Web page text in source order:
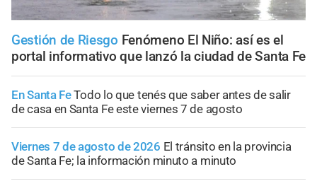
Gestión de Riesgo Fenómeno El Niño: así es el
portal informativo que lanzó la ciudad de Santa Fe
En Santa FeTodo lo que tenés que saber antes de salir
de casa en Santa Fe este viernes 7 de agosto
Viernes 7 de agosto de 2026 El tránsito en la provincia
de Santa Fe; la información minuto a minuto